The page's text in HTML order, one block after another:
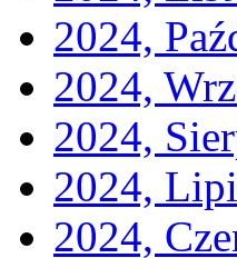
2024,
2024,
2024,
2024,
2024,